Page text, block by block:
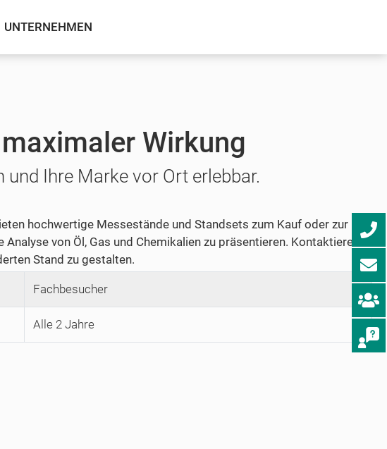
UNTERNEHMEN
Wirkung
Ihre Marke vor Ort erlebbar.
hochwertige Messestände und Standsets zum Kauf oder zur
von Öl, Gas und Chemikalien zu präsentieren. Kontaktieren
Stand zu gestalten.
Fachbesucher
Alle 2 Jahre